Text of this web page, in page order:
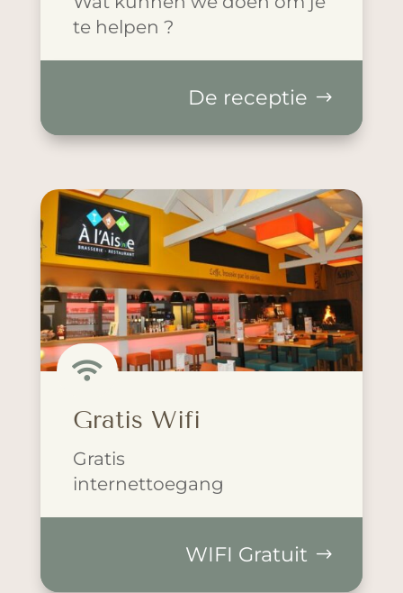
te helpen ?
De receptie

Gratis Wifi
Gratis
internettoegang
WIFI Gratuit